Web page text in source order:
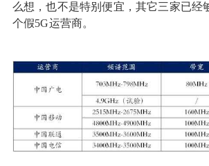
么想，也不是特别便宜，其它三家已经
个假5G运营商。